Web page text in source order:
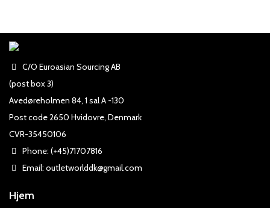
C/O Euroasian Sourcing AB
(post box 3)
Avedøreholmen 84, 1 sal A -130
Post code 2650 Hvidovre, Denmark
CVR-35450106
Phone: (+45)71707816
Email: outletworlddk@gmail.com
Hjem